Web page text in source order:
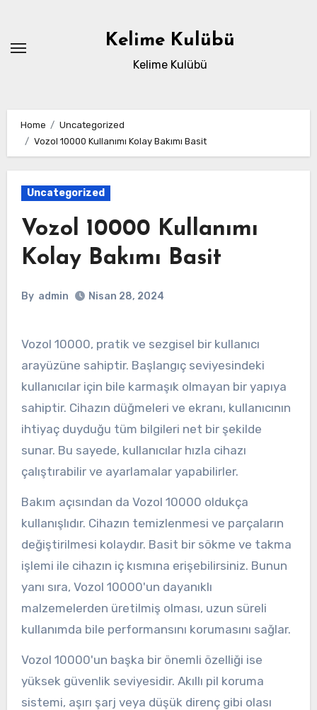
content
Kelime Kulübü
Kelime Kulübü
Home
Uncategorized
Vozol 10000 Kullanımı Kolay Bakımı Basit
Uncategorized
Vozol 10000 Kullanımı
Kolay Bakımı Basit
By admin Nisan 28, 2024
Vozol 10000, pratik ve sezgisel bir kullanıcı
arayüzüne sahiptir. Başlangıç seviyesindeki
kullanıcılar için bile karmaşık olmayan bir yapıya
sahiptir. Cihazın düğmeleri ve ekranı, kullanıcının
ihtiyaç duyduğu tüm bilgileri net bir şekilde
sunar. Bu sayede, kullanıcılar hızla cihazı
çalıştırabilir ve ayarlamalar yapabilirler.
Bakım açısından da Vozol 10000 oldukça
kullanışlıdır. Cihazın temizlenmesi ve parçaların
değiştirilmesi kolaydır. Basit bir sökme ve takma
işlemi ile cihazın iç kısmına erişebilirsiniz. Bunun
yanı sıra, Vozol 10000'un dayanıklı
malzemelerden üretilmiş olması, uzun süreli
kullanımda bile performansını korumasını sağlar.
Vozol 10000'un başka bir önemli özelliği ise
yüksek güvenlik seviyesidir. Akıllı pil koruma
sistemi, aşırı şarj veya düşük direnç gibi olası